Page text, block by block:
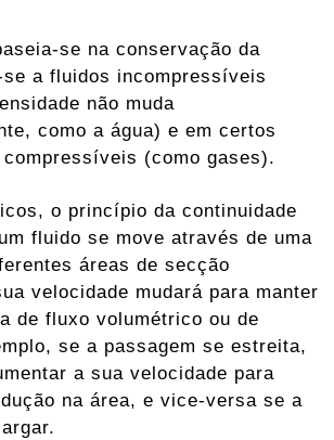
se na conservação da
a fluidos incompressíveis
não muda
como a água) e em certos
compressíveis (como gases).
o princípio da continuidade
fluido se move através de uma
áreas de secção
velocidade mudará para manter
de fluxo volumétrico ou de
se a passagem se estreita,
a sua velocidade para
na área, e vice-versa se a